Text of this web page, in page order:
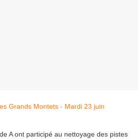
A ont participé au nettoyage des pistes